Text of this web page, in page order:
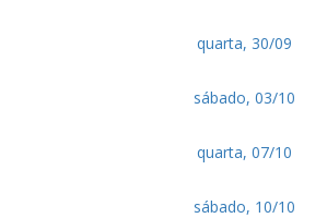
quarta, 30/09
sábado, 03/10
quarta, 07/10
sábado, 10/10